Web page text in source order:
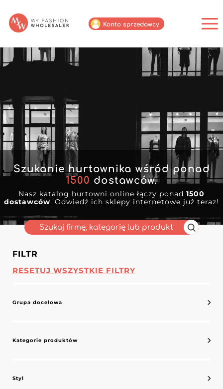
Konto sprzedawcy
Szukanie hurtownika wśród ponad
1500 dostawców.
Nasz katalog hurtowni online łączy ponad 1500
dostawców. Odwiedź ich sklepy internetowe już teraz!
FILTR
RESETUJ WSZYSTKIE FILTRY
Grupa docelowa
Kategorie produktów
Styl